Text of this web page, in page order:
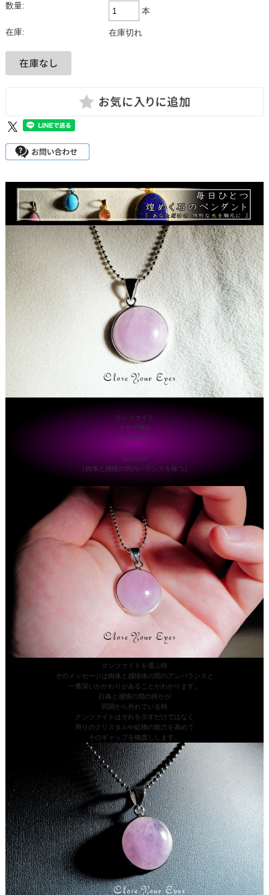
数量:
本
在庫: 在庫切れ
クンツァイト
リチア輝石
KUNZITE
keyword
（肉体と感情の間のバランスを保つ）
クンツァイトを選ぶ時
そのメッセージは肉体と感情体の間のアンバランスと
一番深いかかわりがあることがわかります。
行為と感情の間の何かが
同調から外れている時
クンツァイトはそれを示すだけではなく
周りのクリスタルや鉱物の能力を高めて
そのギャップを橋渡しします。